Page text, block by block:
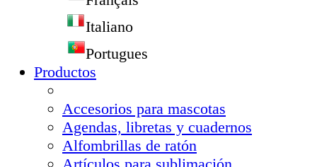
Italiano
Portugues
Productos
Accesorios para mascotas
Agendas, libretas y cuadernos
Alfombrillas de ratón